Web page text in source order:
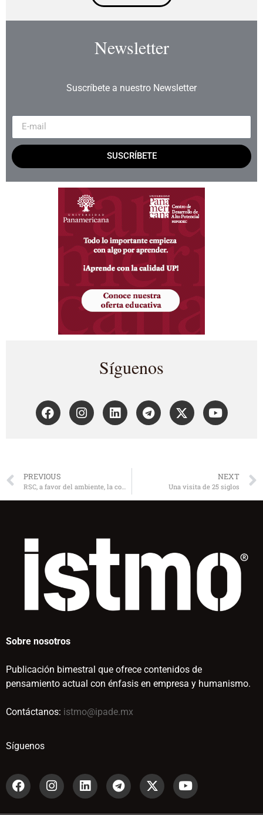
Newsletter
Suscríbete a nuestro Newsletter
SUSCRÍBETE
Síguenos
PREVIOUS
RSC, a favor del ambiente, la comunidad y el personal
NEXT
Una visita de 25 siglos
Sobre nosotros
Publicación bimestral que ofrece contenidos de
pensamiento actual con énfasis en empresa y humanismo.
Contáctanos: istmo@ipade.mx
Síguenos